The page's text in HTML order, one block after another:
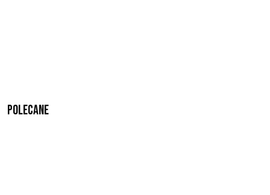
Polecane